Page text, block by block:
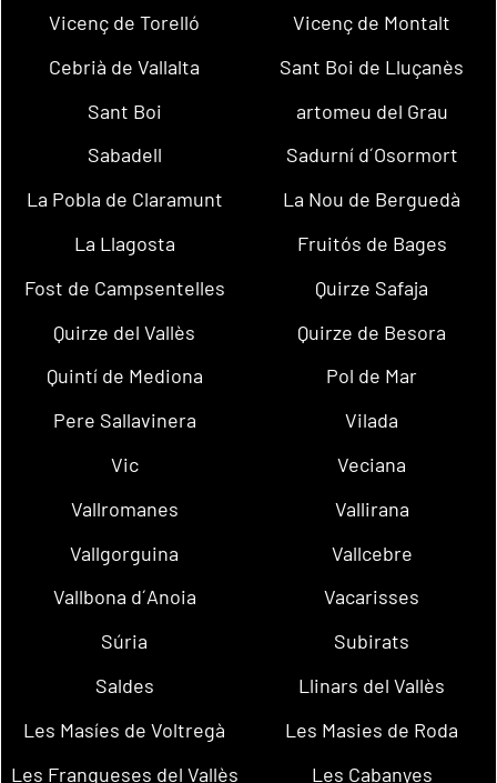
Vicenç de Torelló
Vicenç de Montalt
Cebrià de Vallalta
Sant Boi de Lluçanès
Sant Boi
artomeu del Grau
Sabadell
Sadurní d´Osormort
La Pobla de Claramunt
La Nou de Berguedà
La Llagosta
Fruitós de Bages
Fost de Campsentelles
Quirze Safaja
Quirze del Vallès
Quirze de Besora
Quintí de Mediona
Pol de Mar
Pere Sallavinera
Vilada
Vic
Veciana
Vallromanes
Vallirana
Vallgorguina
Vallcebre
Vallbona d´Anoia
Vacarisses
Súria
Subirats
Saldes
Llinars del Vallès
Les Masíes de Voltregà
Les Masies de Roda
Les Franqueses del Vallès
Les Cabanyes